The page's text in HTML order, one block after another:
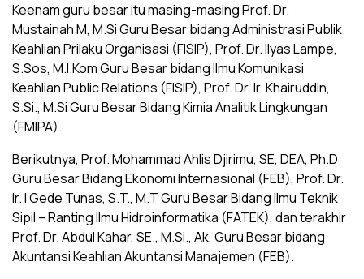
Keenam guru besar itu masing-masing Prof. Dr.
Mustainah M, M.Si Guru Besar bidang Administrasi Publik
Keahlian Prilaku Organisasi (FISIP), Prof. Dr. Ilyas Lampe,
S.Sos, M.I.Kom Guru Besar bidang Ilmu Komunikasi
Keahlian Public Relations (FISIP), Prof. Dr. Ir. Khairuddin,
S.Si., M.Si Guru Besar Bidang Kimia Analitik Lingkungan
(FMIPA).
Berikutnya, Prof. Mohammad Ahlis Djirimu, SE, DEA, Ph.D
Guru Besar Bidang Ekonomi Internasional (FEB), Prof. Dr.
Ir. I Gede Tunas, S.T., M.T Guru Besar Bidang Ilmu Teknik
Sipil – Ranting Ilmu Hidroinformatika (FATEK), dan terakhir
Prof. Dr. Abdul Kahar, SE., M.Si., Ak, Guru Besar bidang
Akuntansi Keahlian Akuntansi Manajemen (FEB).